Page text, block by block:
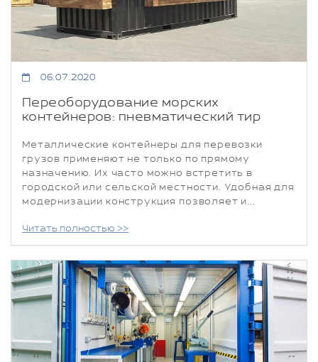
06.07.2020
Переоборудование морских
контейнеров: пневматический тир
Металлические контейнеры для перевозки
грузов применяют не только по прямому
назначению. Их часто можно встретить в
городской или сельской местности. Удобная для
модернизации конструкция позволяет и...
Читать полностью >>